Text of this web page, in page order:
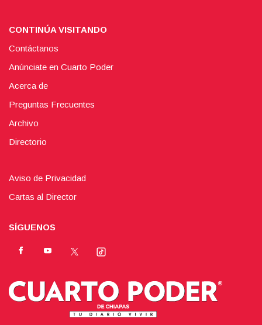
CONTINÚA VISITANDO
Contáctanos
Anúnciate en Cuarto Poder
Acerca de
Preguntas Frecuentes
Archivo
Directorio
Aviso de Privacidad
Cartas al Director
SÍGUENOS